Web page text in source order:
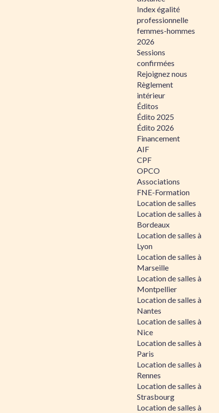
Index égalité
professionnelle
femmes-hommes
2026
Sessions
confirmées
Rejoignez nous
Règlement
intérieur
Éditos
Édito 2025
Édito 2026
Financement
AIF
CPF
OPCO
Associations
FNE-Formation
Location de salles
Location de salles à
Bordeaux
Location de salles à
Lyon
Location de salles à
Marseille
Location de salles à
Montpellier
Location de salles à
Nantes
Location de salles à
Nice
Location de salles à
Paris
Location de salles à
Rennes
Location de salles à
Strasbourg
Location de salles à